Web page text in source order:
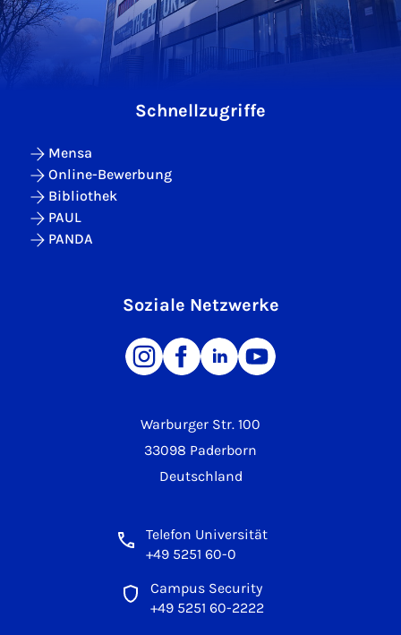
Warburger Str. 100
33098 Paderborn
Deutschland
Telefon Universität
+49 5251 60-0
Campus Security
+49 5251 60-2222
Schnellzugriffe
Mensa
Online-Bewerbung
Bibliothek
PAUL
PANDA
Soziale Netzwerke